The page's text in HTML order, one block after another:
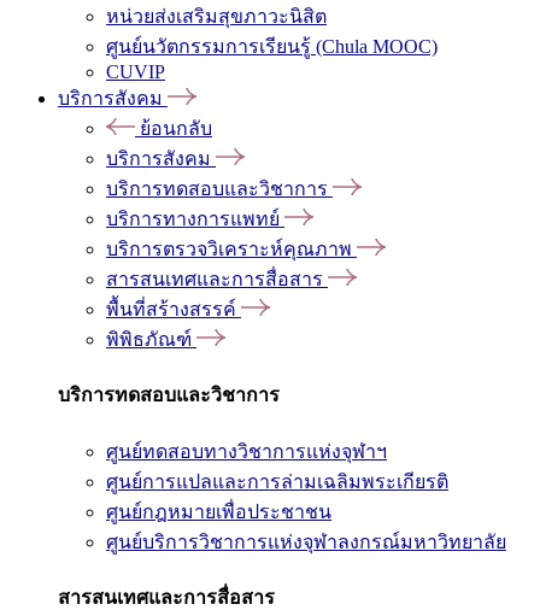
หน่วยส่งเสริมสุขภาวะนิสิต
ศูนย์นวัตกรรมการเรียนรู้ (Chula MOOC)
CUVIP
บริการสังคม
ย้อนกลับ
บริการสังคม
บริการทดสอบและวิชาการ
บริการทางการแพทย์
บริการตรวจวิเคราะห์คุณภาพ
สารสนเทศและการสื่อสาร
พื้นที่สร้างสรรค์
พิพิธภัณฑ์
บริการทดสอบและวิชาการ
ศูนย์ทดสอบทางวิชาการแห่งจุฬาฯ
ศูนย์การแปลและการล่ามเฉลิมพระเกียรติ
ศูนย์กฎหมายเพื่อประชาชน
ศูนย์บริการวิชาการแห่งจุฬาลงกรณ์มหาวิทยาลัย
สารสนเทศและการสื่อสาร